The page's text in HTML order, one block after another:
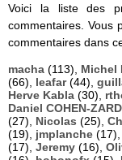
Voici la liste des
commentaires. Vous
commentaires dans
macha (113), Michel
(66), leafar(44),
Herve Kabla (30),
Daniel COHEN-
(27), Nicolas (25),
(19), jmplanche (17),
(17), Jeremy (16),